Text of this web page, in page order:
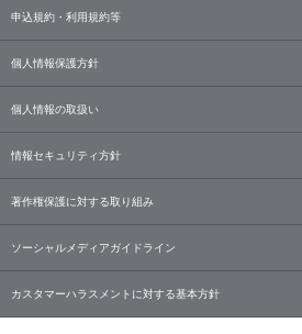
申込規約・利用規約等
個人情報保護方針
個人情報の取扱い
情報セキュリティ方針
著作権保護に対する取り組み
ソーシャルメディアガイドライン
カスタマーハラスメントに対する基本方針